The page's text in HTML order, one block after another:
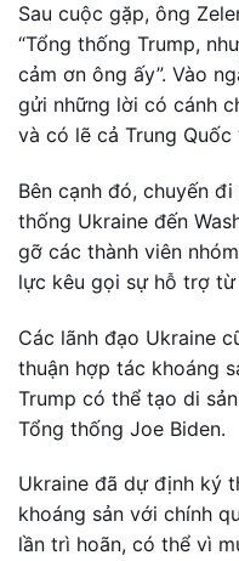
Sau cuộc gặp, ông
“Tổng thống Trump,
cảm ơn ông ấy”. Vào
gửi những lời có cánh
và có lẽ cả Trung Quốc
Bên cạnh đó, chuyến
thống Ukraine đến
gỡ các thành viên
lực kêu gọi sự hỗ trợ
Các lãnh đạo Ukraine
thuận hợp tác khoáng
Trump có thể tạo di
Tổng thống Joe Biden.
Ukraine đã dự định ký
khoáng sản với chính
lần trì hoãn, có thể vì